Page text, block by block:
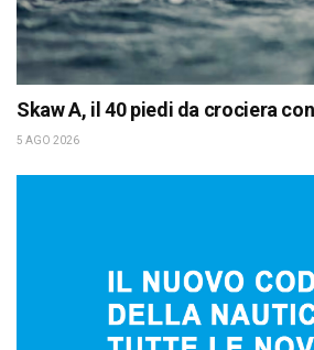
Skaw A, il 40 piedi da crociera
5 AGO 2026